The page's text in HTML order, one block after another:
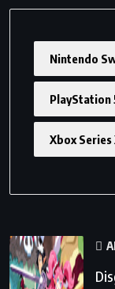
Nintendo
PlayStation
Xbox Series